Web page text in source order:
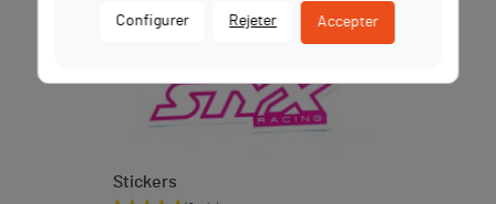
Stickers
Configurer Rejeter Accepter